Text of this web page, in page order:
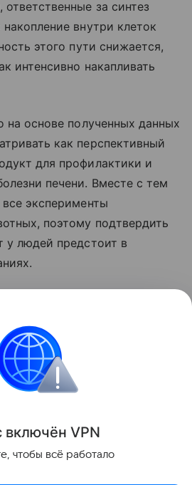
за синтез
внутри клеток
этого пути снижается,
интенсивно накапливать
на основе полученных данных
как перспективный
для профилактики и
печени. Вместе с тем
эксперименты
поэтому подтвердить
у людей предстоит в
.
Поделиться
включён VPN
чтобы всё работало